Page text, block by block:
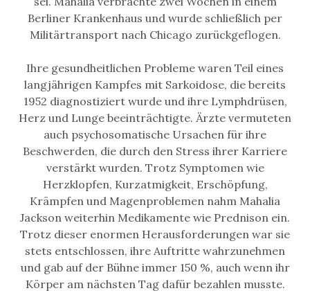
Berliner Krankenhaus und wurde schließlich per
Militärtransport nach Chicago zurückgeflogen.
Ihre gesundheitlichen Probleme waren Teil eines
langjährigen Kampfes mit Sarkoidose, die bereits
1952 diagnostiziert wurde und ihre Lymphdrüsen,
Herz und Lunge beeinträchtigte. Ärzte vermuteten
auch psychosomatische Ursachen für ihre
Beschwerden, die durch den Stress ihrer Karriere
verstärkt wurden. Trotz Symptomen wie
Herzklopfen, Kurzatmigkeit, Erschöpfung,
Krämpfen und Magenproblemen nahm Mahalia
Jackson weiterhin Medikamente wie Prednison ein.
Trotz dieser enormen Herausforderungen war sie
stets entschlossen, ihre Auftritte wahrzunehmen
und gab auf der Bühne immer 150 %, auch wenn ihr
Körper am nächsten Tag dafür bezahlen musste.